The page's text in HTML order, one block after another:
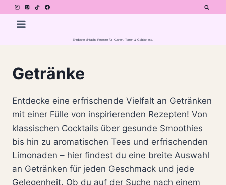
Zum
Inhalt
Entdecke einfache Rezepte für Kuchen, Torten & Gebäck etc.
Getränke
Entdecke eine erfrischende Vielfalt an Getränken
mit einer Fülle von inspirierenden Rezepten! Von
klassischen Cocktails über gesunde Smoothies
bis hin zu aromatischen Tees und erfrischenden
Limonaden – hier findest du eine breite Auswahl
an Getränken für jeden Geschmack und jede
Gelegenheit. Ob du auf der Suche nach einem